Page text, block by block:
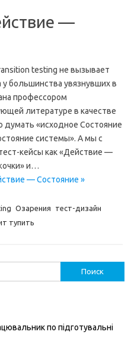
—
testing не вызывает
большинства увязнувших в
профессором
литературе в качестве
думать «исходное Состояние
системы». А мы с
кейсы как «Действие —
и…
— Состояние »
Озарения
тест-дизайн
тупить
по підготувальні